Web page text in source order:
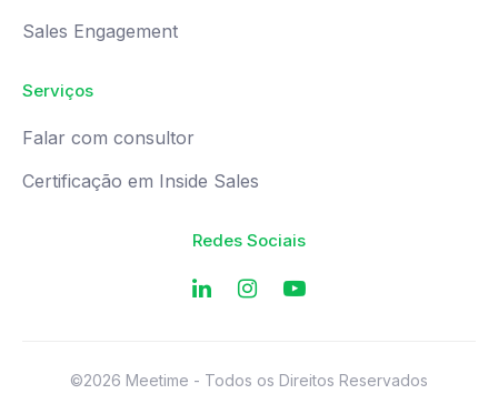
Sales Engagement
Serviços
Falar com consultor
Certificação em Inside Sales
Redes Sociais
©2026 Meetime - Todos os Direitos Reservados